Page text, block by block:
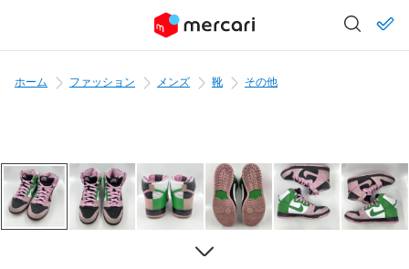
ホーム ファッション メンズ 靴 その他